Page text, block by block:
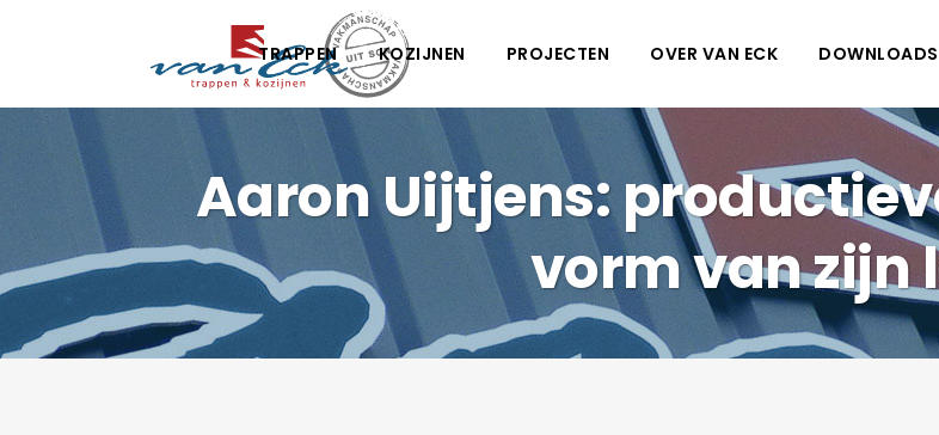
TRAPPEN KOZIJNEN PROJECTEN OVER VAN ECK DOWNLOADS
Aaron Uijtjens:
vorm van zijn